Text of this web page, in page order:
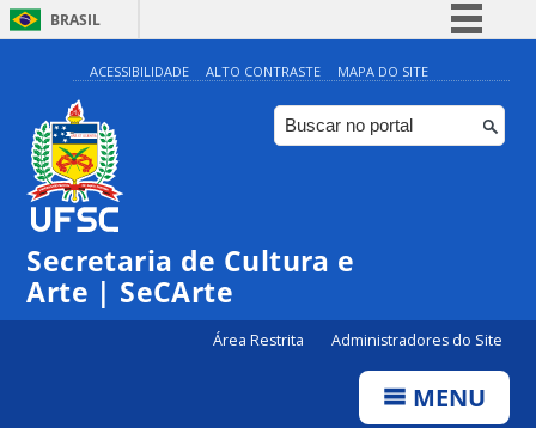
BRASIL
Simplifique!
Comunica BR
Participe
ACESSIBILIDADE ALTO CONTRASTE MAPA DO SITE
Secretaria de Cultura e
Arte | SeCArte
Área Restrita Administradores do Site
MENU